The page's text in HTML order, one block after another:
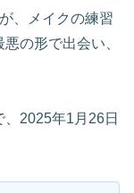
、メイクの練習
の形で出会い、
2025年1月26日